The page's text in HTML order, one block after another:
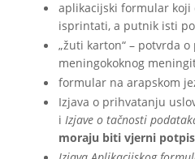
aplikacijski formular koji
isprintati, a putnik isti
„žuti karton“ – potvrda
meningokoknog
formular na arapskom
Izjava o prihvatanju
i Izjave o tačnosti
moraju biti vjerni